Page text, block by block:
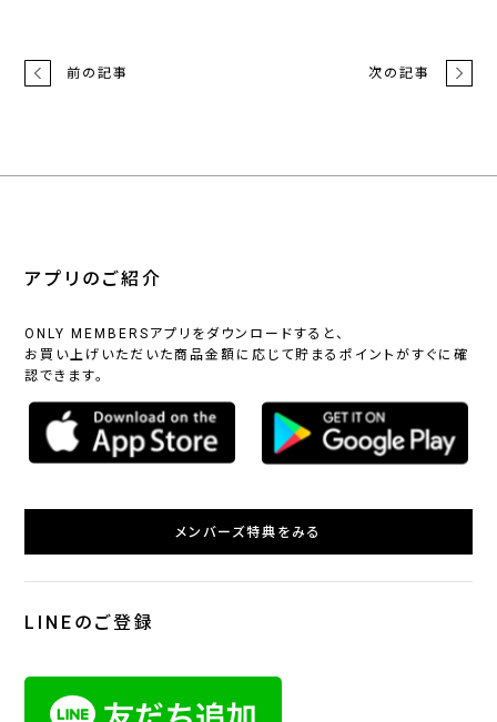
前の記事 次の記事
アプリのご紹介
ONLY MEMBERSアプリをダウンロードすると、
お買い上げいただいた商品金額に応じて貯まるポイントがすぐに確
認できます。
メンバーズ特典をみる
LINEのご登録